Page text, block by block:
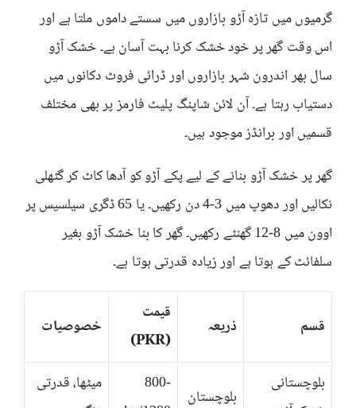
گرمیوں میں تازہ آڑو بازاروں میں سستے داموں ملتا ہے اور
اس وقت گھر پر خود خشک کرنا بہت آسان ہے۔ خشک آڑو
سال بھر اندرون شہر بازاروں اور ڈرائی فروٹ دکانوں میں
دستیاب رہتا ہے۔ آن لائن شاپنگ پلیٹ فارمز پر بھی مختلف
قسمیں اور برانڈز موجود ہیں۔
گھر پر خشک آڑو بنانے کے لیے پکے آڑو کو آدھا کاٹ کر گٹھلی
نکالیں اور دھوپ میں 3-4 دن رکھیں۔ یا 65 ڈگری سیلسیس پر
اوون میں 8-12 گھنٹے رکھیں۔ گھر کا بنا خشک آڑو بغیر
سلفائٹ کے ہوتا ہے اور زیادہ قدرتی ہوتا ہے۔
قسم ذریعہ
قیمت
(PKR)
خصوصیات
بلوچستانی
بلوچستان
800-
میٹھا، قدرتی